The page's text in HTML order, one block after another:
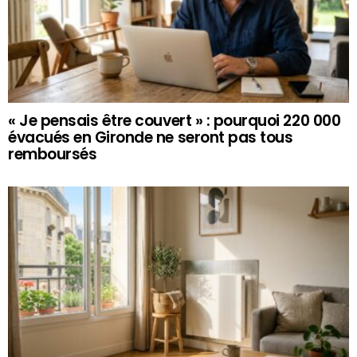
« Je pensais être couvert » : pourquoi 220 000
évacués en Gironde ne seront pas tous
remboursés